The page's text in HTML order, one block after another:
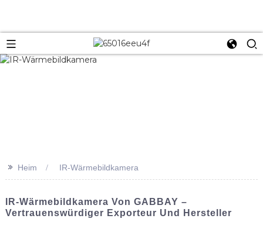
>> Heim IR-Wärmebildkamera
IR-Wärmebildkamera Von GABBAY –
Vertrauenswürdiger Exporteur Und Hersteller